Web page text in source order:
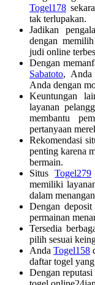
Togel178
tak terlupakan.
Jadikan
dengan
judi online
Dengan
Sabatoto, Anda
Anda dengan
Keuntungan
layanan
membantu
pertanyaan
Rekomendasi
penting karena
bermain.
SitusTogel279
memiliki
dalam
Dengan
permainan
Tersedia
pilih sesuai
AndaTogel158
daftar togel yang
Dengan reputasi